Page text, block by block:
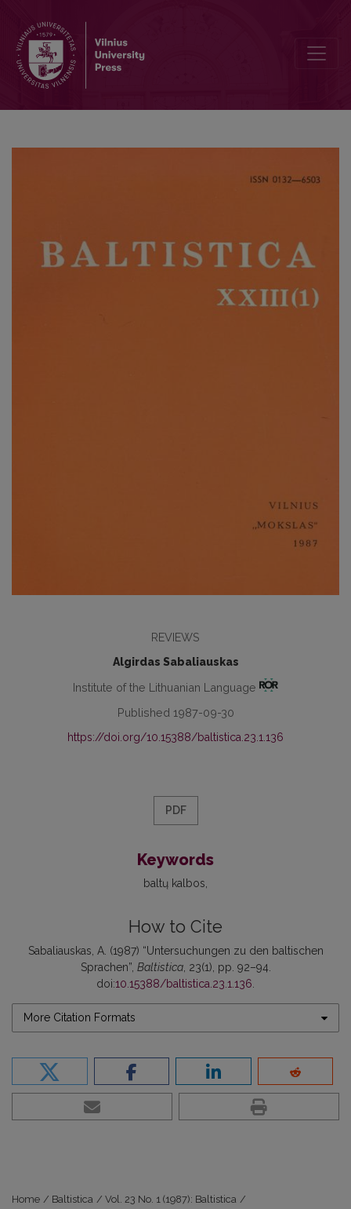
REVIEWS
Algirdas Sabaliauskas
Institute of the Lithuanian Language
Published 1987-09-30
https://doi.org/10.15388/baltistica.23.1.136
PDF
Keywords
baltų kalbos
How to Cite
Sabaliauskas, A. (1987) “Untersuchungen zu den baltischen
Sprachen”, Baltistica, 23(1), pp. 92–94.
doi:10.15388/baltistica.23.1.136
More Citation Formats
Home / Baltistica / Vol. 23 No. 1 (1987): Baltistica /